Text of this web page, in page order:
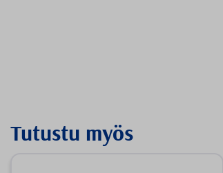
Tutustu myös